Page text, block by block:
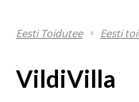
Eesti Toidutee Eesti
VildiVilla